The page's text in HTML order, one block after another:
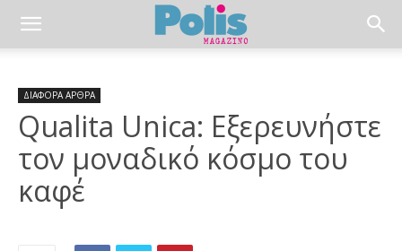
ΔΙΑΦΟΡΑ ΑΡΘΡΑ
Qualita Unica: Εξερευνήστε
τον μοναδικό κόσμο του
καφέ